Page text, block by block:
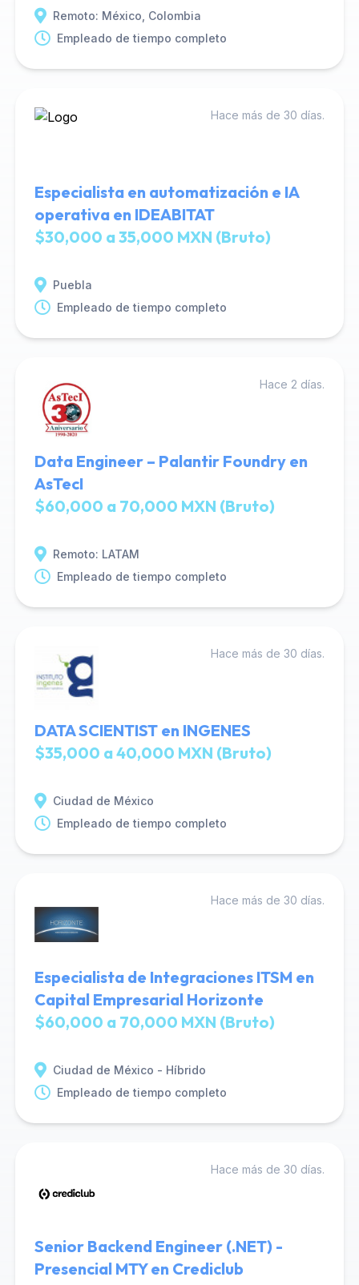
Remoto: México, Colombia
Empleado de tiempo completo
Hace más de 30 días.
Especialista en automatización e IA
operativa en IDEABITAT
$30,000 a 35,000 MXN (Bruto)
Puebla
Empleado de tiempo completo
Hace 2 días.
Data Engineer – Palantir Foundry en
AsTecI
$60,000 a 70,000 MXN (Bruto)
Remoto: LATAM
Empleado de tiempo completo
Hace más de 30 días.
DATA SCIENTIST en INGENES
$35,000 a 40,000 MXN (Bruto)
Ciudad de México
Empleado de tiempo completo
Hace más de 30 días.
Especialista de Integraciones ITSM en
Capital Empresarial Horizonte
$60,000 a 70,000 MXN (Bruto)
Ciudad de México - Híbrido
Empleado de tiempo completo
Hace más de 30 días.
Senior Backend Engineer (.NET) -
Presencial MTY en Crediclub